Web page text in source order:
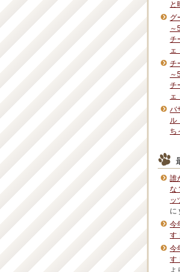
と
グ
～
チ
ェ
チ
～
チ
ェ
バ
ル
ち
誰
な
ッ
に
今
す
今
す
よ